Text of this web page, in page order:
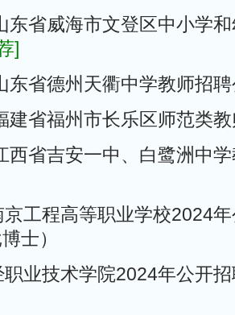
东省威海市文登区中小学
]
东省德州天衢中学教师招
建省福州市长乐区师范类
西省吉安一中、白鹭洲中
工程高等职业学校2024
士）
业技术学院2024年公开